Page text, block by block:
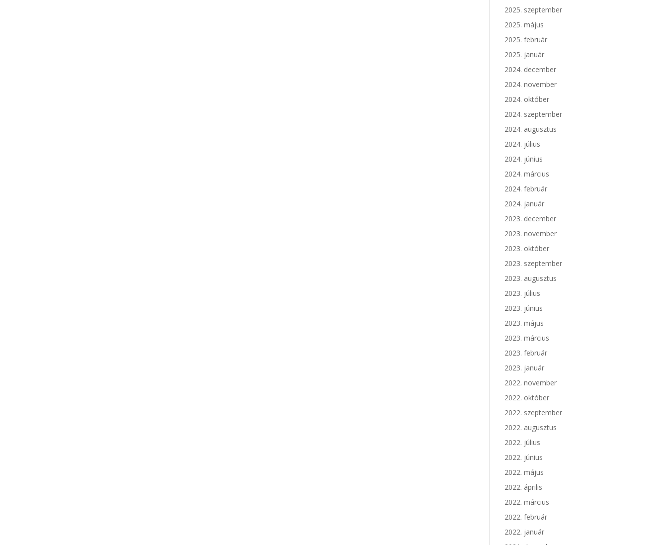
2025. szeptember
2025. május
2025. február
2025. január
2024. december
2024. november
2024. október
2024. szeptember
2024. augusztus
2024. július
2024. június
2024. március
2024. február
2024. január
2023. december
2023. november
2023. október
2023. szeptember
2023. augusztus
2023. július
2023. június
2023. május
2023. március
2023. február
2023. január
2022. november
2022. október
2022. szeptember
2022. augusztus
2022. július
2022. június
2022. május
2022. április
2022. március
2022. február
2022. január